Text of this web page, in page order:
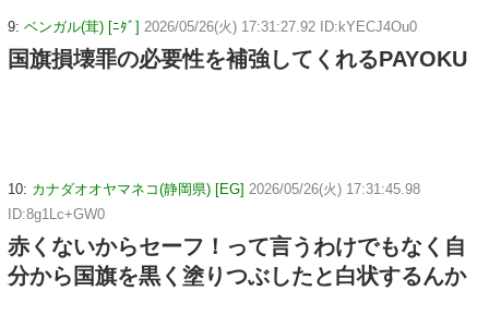
9: ベンガル(茸) [ﾆﾀﾞ] 2026/05/26(火) 17:31:27.92 ID:kYECJ4Ou0
国旗損壊罪の必要性を補強してくれるPAYOKU
10: カナダオオヤマネコ(静岡県) [EG] 2026/05/26(火) 17:31:45.98
ID:8g1Lc+GW0
赤くないからセーフ！って言うわけでもなく自
分から国旗を黒く塗りつぶしたと白状するんか